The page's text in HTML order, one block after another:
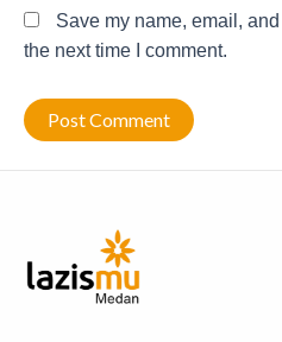
Save my name, email,
the next time I comment.